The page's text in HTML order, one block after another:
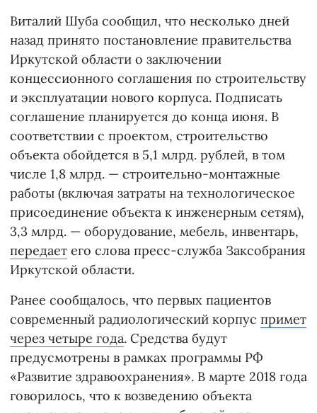
Виталий Шуба сообщил, что несколько дней
назад принято постановление правительства
Иркутской области о заключении
концессионного соглашения по строительству
и эксплуатации нового корпуса. Подписать
соглашение планируется до конца июня. В
соответствии с проектом, строительство
объекта обойдется в 5,1 млрд. рублей, в том
числе 1,8 млрд. — строительно-монтажные
работы (включая затраты на технологическое
присоединение объекта к инженерным сетям),
3,3 млрд. — оборудование, мебель, инвентарь,
передает его слова пресс-служба Заксобрания
Иркутской области.
Ранее сообщалось, что первых пациентов
современный радиологический корпус примет
через четыре года. Средства будут
предусмотрены в рамках программы РФ
«Развитие здравоохранения». В марте 2018 года
говорилось, что к возведению объекта